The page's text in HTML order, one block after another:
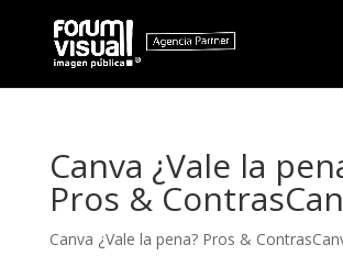
Canva ¿Vale la
Pros &
Canva ¿Vale la pena? Pros &